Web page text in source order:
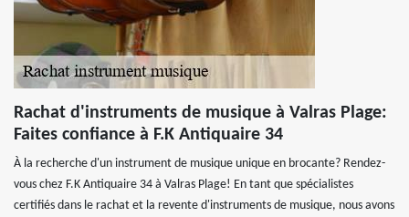
Rachat d'instruments de musique à Valras Plage:
Faites confiance à F.K Antiquaire 34
À la recherche d'un instrument de musique unique en brocante? Rendez-
vous chez F.K Antiquaire 34 à Valras Plage! En tant que spécialistes
certifiés dans le rachat et la revente d'instruments de musique, nous avons